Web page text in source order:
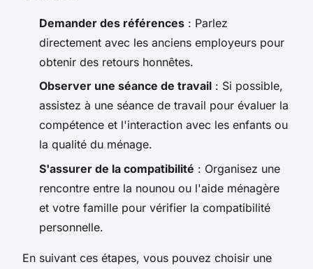
Demander des références : Parlez
directement avec les anciens employeurs pour
obtenir des retours honnêtes.
Observer une séance de travail : Si possible,
assistez à une séance de travail pour évaluer la
compétence et l'interaction avec les enfants ou
la qualité du ménage.
S'assurer de la compatibilité : Organisez une
rencontre entre la nounou ou l'aide ménagère
et votre famille pour vérifier la compatibilité
personnelle.
En suivant ces étapes, vous pouvez choisir une